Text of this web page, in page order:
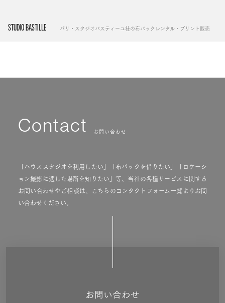
STUDIO BASTILLE パリ・スタジオバスティーユ社の布バックレンタル・プリント販売
Contact お問い合わせ
「ハウススタジオを利用したい」「布バックを借りたい」「ロケーシ
ョン撮影に適した場所を知りたい」等、当社の各種サービスに関する
お問い合わせやご相談は、こちらのコンタクトフォーム一覧よりお問
い合わせください。
お問い合わせ